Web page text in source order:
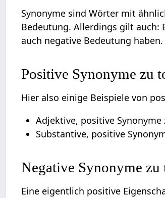
Synonyme sind Wörter mit
Bedeutung. Allerdings gilt auch:
auch negative Bedeutung haben.
Positive Synonyme zu
Hier also einige Beispiele von
Adjektive, positive
Substantive, positive
Negative Synonyme
Eine eigentlich positive